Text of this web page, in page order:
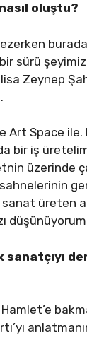
oluştu?
bir sürü
Zeynep
Art Space ile.
bir iş
üzerinde
üreten
sanatçıyı